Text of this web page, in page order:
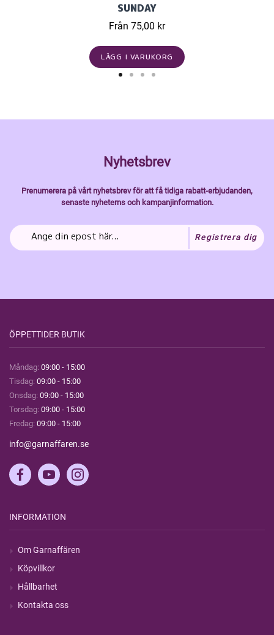
SUNDAY
Från 75,00 kr
LÄGG I VARUKORG
Nyhetsbrev
Prenumerera på vårt nyhetsbrev för att få tidiga rabatt-erbjudanden,
senaste nyheterns och kampanjinformation.
Registrera dig
ÖPPETTIDER BUTIK
Måndag: 09:00 - 15:00
Tisdag: 09:00 - 15:00
Onsdag: 09:00 - 15:00
Torsdag: 09:00 - 15:00
Fredag: 09:00 - 15:00
info@garnaffaren.se
INFORMATION
Om Garnaffären
Köpvillkor
Hållbarhet
Kontakta oss